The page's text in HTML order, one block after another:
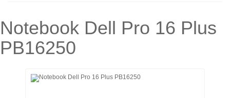
Notebook Dell Pro 16 Plus
PB16250